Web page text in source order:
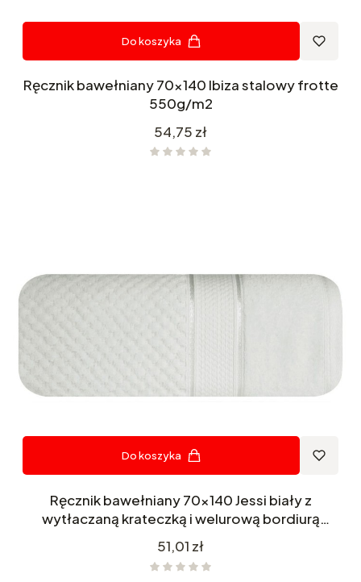
Do koszyka
Ręcznik bawełniany 70x140 Ibiza stalowy frotte
550g/m2
Cena
54,75 zł
Do koszyka
Ręcznik bawełniany 70x140 Jessi biały z
wytłaczaną krateczką i welurową bordiurą
500g/m2
Cena
51,01 zł